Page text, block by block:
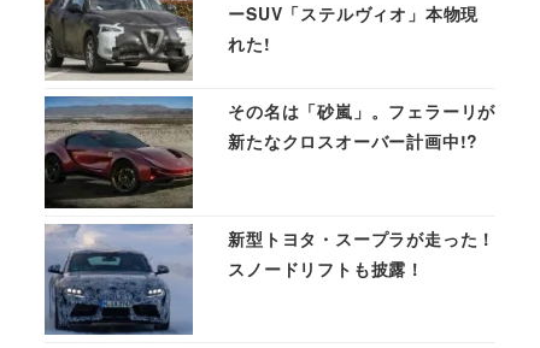
ーSUV「ステルヴィオ」本物現
れた!
その名は「砂嵐」。フェラーリが
新たなクロスオーバー計画中!?
新型トヨタ・スープラが走った！
スノードリフトも披露！